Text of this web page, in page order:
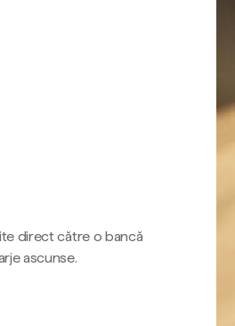
direct către o bancă
ascunse.